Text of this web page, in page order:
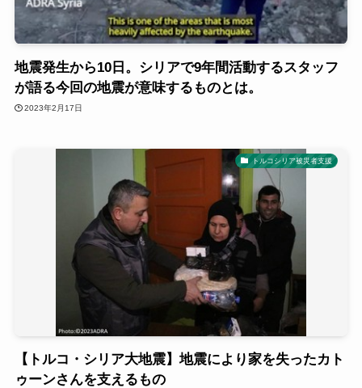
地震発生から10日。シリアで9年間活動するスタッフ
が語る今回の地震が意味するものとは。
2023年2月17日
トルコシリア被災者支援
【トルコ・シリア大地震】地震により家を失ったカト
ゥーンさんを支えるもの